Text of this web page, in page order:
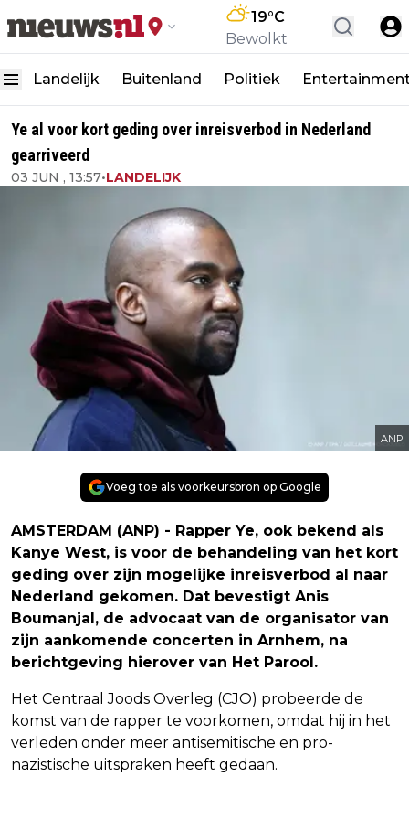
19°C
Bewolkt
Landelijk Buitenland Politiek
Ye al voor kort geding over inreisverbod in Nederland
gearriveerd
03 JUN , 13:57•LANDELIJK
ANP
Voeg toe als voorkeursbron op Google
AMSTERDAM (ANP) - Rapper Ye, ook bekend als
Kanye West, is voor de behandeling van het kort
geding over zijn mogelijke inreisverbod al naar
Nederland gekomen. Dat bevestigt Anis
Boumanjal, de advocaat van de organisator van
zijn aankomende concerten in Arnhem, na
berichtgeving hierover van Het Parool.
Het Centraal Joods Overleg (CJO) probeerde de
komst van de rapper te voorkomen, omdat hij in het
verleden onder meer antisemitische en pro-
nazistische uitspraken heeft gedaan.